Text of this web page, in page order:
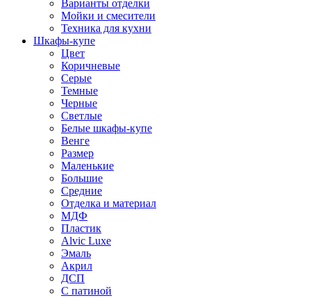
Варианты отделки
Мойки и смесители
Техника для кухни
Шкафы-купе
Цвет
Коричневые
Серые
Темные
Черные
Светлые
Белые шкафы-купе
Венге
Размер
Маленькие
Большие
Средние
Отделка и материал
МДФ
Пластик
Alvic Luxe
Эмаль
Акрил
ДСП
С патиной